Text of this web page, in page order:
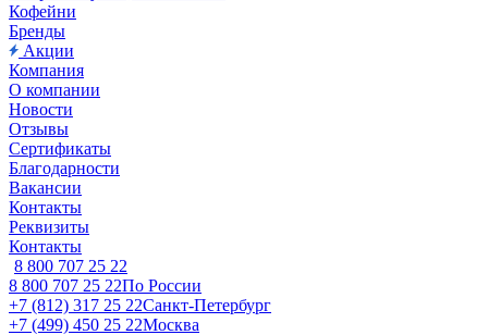
Кофейни
Бренды
Акции
Компания
О компании
Новости
Отзывы
Сертификаты
Благодарности
Вакансии
Контакты
Реквизиты
Контакты
8 800 707 25 22
8 800 707 25 22По России
+7 (812) 317 25 22Санкт-Петербург
+7 (499) 450 25 22Москва